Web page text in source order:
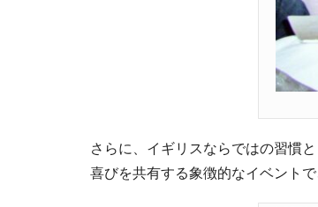
さらに、イギリスならではの習慣
喜びを共有する象徴的なイベント